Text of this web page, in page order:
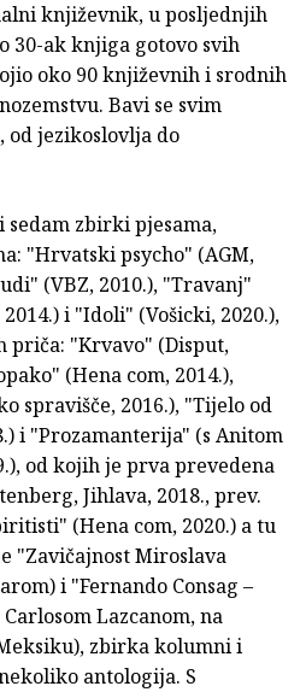
književnik, u posljednjih
30-ak knjiga gotovo svih
oko 90 književnih i srodnih
Bavi se svim
od jezikoslovlja do
zbirki pjesama,
"Hrvatski psycho" (AGM,
(VBZ, 2010.), "Travanj"
i "Idoli" (Vošicki, 2020.),
"Krvavo" (Disput,
(Hena com, 2014.),
spravišče, 2016.), "Tijelo od
i "Prozamanterija" (s Anitom
od kojih je prva prevedena
Jihlava, 2018., prev.
(Hena com, 2020.) a tu
"Zavičajnost Miroslava
i "Fernando Consag –
Lazcanom, na
zbirka kolumni i
antologija. S